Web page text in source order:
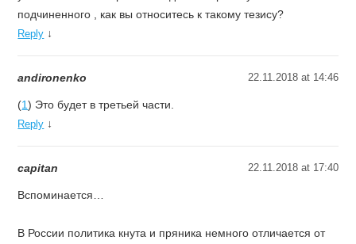
подчиненного , как вы относитесь к такому тезису?
Reply ↓
andironenko 22.11.2018 at 14:46
(1) Это будет в третьей части.
Reply ↓
capitan 22.11.2018 at 17:40
Вспоминается…
В России политика кнута и пряника немного отличается от